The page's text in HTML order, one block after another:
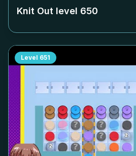
Knit Out level 650
Level 651